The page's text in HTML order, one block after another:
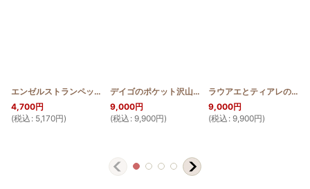
エンゼルストランペットのラウンドバッグミニ [HQRMINI_ANG ]
4,700円
(税込 : 5,170円)
デイゴのポケット沢山ショルダーバッグ【幅30cm】
9,000円
(税込 : 9,900円)
ラウアエとティアレのポケット沢山ショルダーバッグ【幅30cm】
9,000円
(税込 : 9,900円)